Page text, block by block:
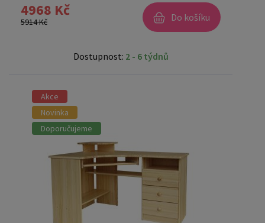
4968 Kč
5914 Kč Do košíku
Dostupnost: 2 - 6 týdnů
Akce
Novinka
Doporučujeme